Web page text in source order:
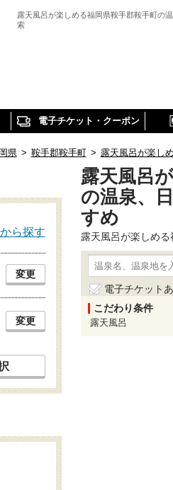
露天風呂が楽しめる福岡県鞍手郡鞍手町の
索
電子チケット・クーポン
県 > 鞍手郡鞍手町 > 露天風呂が楽し
露天風呂
の温泉、
すめ
露天風呂が楽しめ
電子チケット
こだわり条件
露天風呂
ら探す
変更
変更